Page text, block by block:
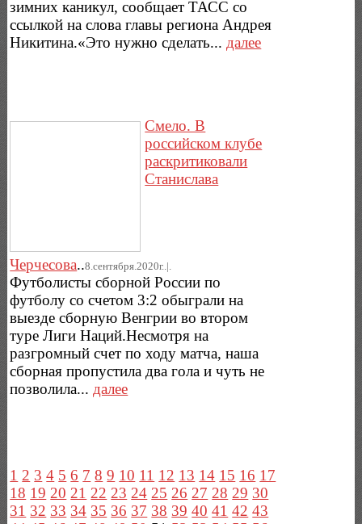
зимних каникул, сообщает ТАСС со
ссылкой на слова главы региона Андрея
Никитина.«Это нужно сделать... далее
Смело. В
российском клубе
раскритиковали
Станислава
Черчесова..8.сентября.2020г..|.
Футболисты сборной России по
футболу со счетом 3:2 обыграли на
выезде сборную Венгрии во втором
туре Лиги Наций.Несмотря на
разгромный счет по ходу матча, наша
сборная пропустила два гола и чуть не
позволила...далее
1 2 3 4 5 6 7 8 9 10 11 12 13 14 15 16 17
18 19 20 21 22 23 24 25 26 27 28 29 30
31 32 33 34 35 36 37 38 39 40 41 42 43